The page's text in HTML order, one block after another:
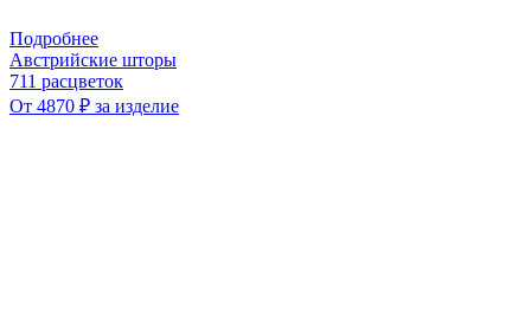
Подробнее
Австрийские шторы
711 расцветок
От 4870 ₽ за изделие